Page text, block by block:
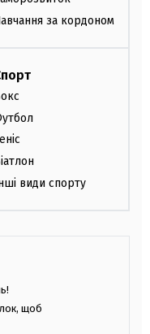
за кордоном
види спорту
щоб